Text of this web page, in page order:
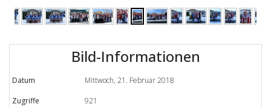
Bild-Informationen
Datum
Mittwoch, 21. Februar 2018
Zugriffe
921